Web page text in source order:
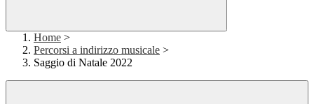
Home >
Percorsi a indirizzo musicale >
Saggio di Natale 2022